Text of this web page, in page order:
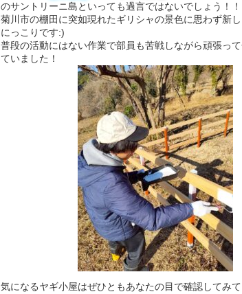
のサントリーニ島といっても過言ではないでしょう！！
菊川市の棚田に突如現れたギリシャの景色に思わず新
にっこりです:)
普段の活動にはない作業で部員も苦戦しながら頑張っ
ていました！
気になるヤギ小屋はぜひともあなたの目で確認してみて